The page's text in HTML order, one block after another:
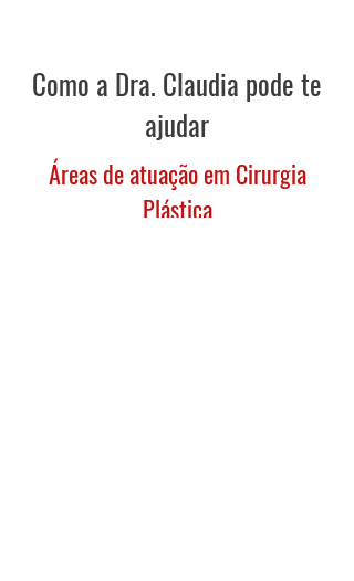
Como a Dra. Claudia pode te
ajudar
Áreas de atuação em Cirurgia
Plástica